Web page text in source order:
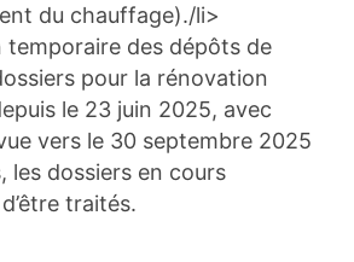
du chauffage)./li>
temporaire des dépôts de
pour la rénovation
le 23 juin 2025, avec
vers le 30 septembre 2025
les dossiers en cours
traités.